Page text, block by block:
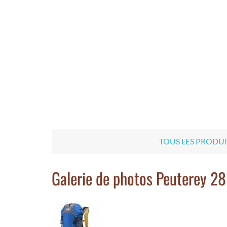
TOUS LES
Galerie de photos Peuterey 28